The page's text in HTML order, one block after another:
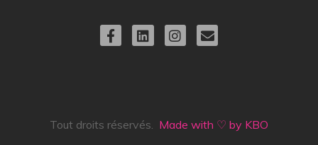
Tout droits réservés. Made with ♡ by KBO